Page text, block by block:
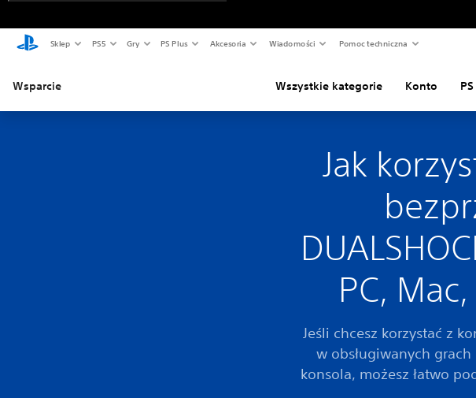
Sklep PS5 Gry PS Plus Akcesoria Wiadomości Pomoc techniczna
Wsparcie Wszystkie kategorie Konto
Jak
PC,
Jeśli chcesz korzystać z
w obsługiwanych
konsola, możesz łatwo